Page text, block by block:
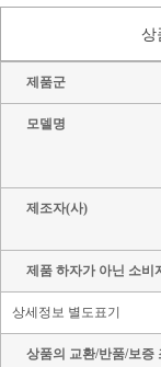
상
제품군
모델명
제조자(사)
제품 하자가 아닌 소비
상세정보 별도표기
상품의 교환/반품/보증